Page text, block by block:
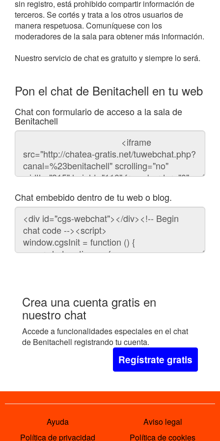
sin registro, está prohibido compartir información de
terceros. Se cortés y trata a los otros usuarios de
manera respetuosa. Comuníquese con los
moderadores de la sala para obtener más información.
Nuestro servicio de chat es gratuito y siempre lo será.
Pon el chat de Benitachell en tu web
Chat con formulario de acceso a la sala de
Benitachell
Código
chat
Chat embebido dentro de tu web o blog.
Código
para
embeber
chat
Crea una cuenta gratis en
nuestro chat
Accede a funcionalidades especiales en el chat
de Benitachell registrando tu cuenta.
Regístrate gratis
Ayuda
Aviso legal
Política de privacidad
Política de cookies